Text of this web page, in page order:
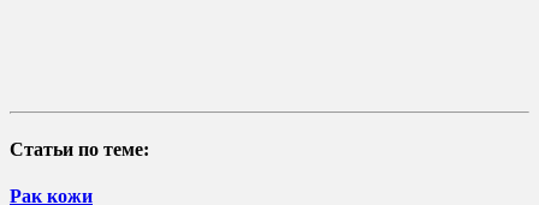
Статьи по теме:
Рак кожи